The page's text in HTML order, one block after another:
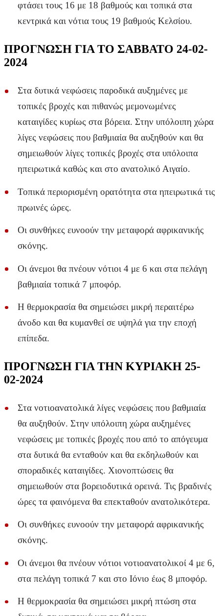
φτάσει τους 16 με 18 βαθμούς και τοπικά στα
κεντρικά και νότια τους 19 βαθμούς Κελσίου.
ΠΡΟΓΝΩΣΗ ΓΙΑ ΤΟ ΣΑΒΒΑΤΟ 24-02-
2024
Στα δυτικά νεφώσεις παροδικά αυξημένες με
τοπικές βροχές και πιθανώς μεμονωμένες
καταιγίδες κυρίως στα βόρεια. Στην υπόλοιπη χώρα
λίγες νεφώσεις που βαθμιαία θα αυξηθούν και θα
σημειωθούν λίγες τοπικές βροχές στα υπόλοιπα
ηπειρωτικά καθώς και στο ανατολικό Αιγαίο.
Τοπικά περιορισμένη ορατότητα στα ηπειρωτικά τις
πρωινές ώρες.
Οι συνθήκες ευνοούν την μεταφορά αφρικανικής
σκόνης.
Οι άνεμοι θα πνέουν νότιοι 4 με 6 και στα πελάγη
βαθμιαία τοπικά 7 μποφόρ.
Η θερμοκρασία θα σημειώσει μικρή περαιτέρω
άνοδο και θα κυμανθεί σε υψηλά για την εποχή
επίπεδα.
ΠΡΟΓΝΩΣΗ ΓΙΑ ΤΗΝ ΚΥΡΙΑΚΗ 25-
02-2024
Στα νοτιοανατολικά λίγες νεφώσεις που βαθμιαία
θα αυξηθούν. Στην υπόλοιπη χώρα αυξημένες
νεφώσεις με τοπικές βροχές που από το απόγευμα
στα δυτικά θα ενταθούν και θα εκδηλωθούν και
σποραδικές καταιγίδες. Χιονοπτώσεις θα
σημειωθούν στα βορειοδυτικά ορεινά. Τις βραδινές
ώρες τα φαινόμενα θα επεκταθούν ανατολικότερα.
Οι συνθήκες ευνοούν την μεταφορά αφρικανικής
σκόνης.
Οι άνεμοι θα πνέουν νότιοι νοτιοανατολικοί 4 με 6,
στα πελάγη τοπικά 7 και στο Ιόνιο έως 8 μποφόρ.
Η θερμοκρασία θα σημειώσει μικρή πτώση στα